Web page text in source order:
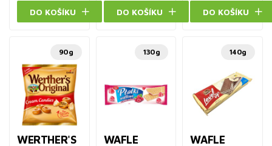
DO KOŠÍKU DO KOŠÍKU DO KOŠÍKU
90g
WERTHER'S
130g
WAFLE
140g
WAFLE